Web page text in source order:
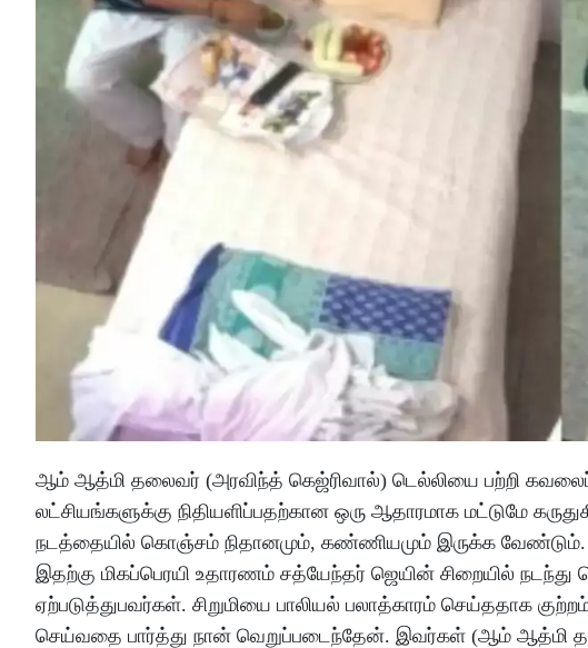
ஆம் ஆத்மி தலைவர் (அரவிந்த் கெஜ்ரிவால்) டெல்லியை பற்றி
லட்சியங்களுக்கு நிதியளிப்பதற்கான ஒரு ஆதாரமாக மட்டுமே
நடத்தையில் கொஞ்சம் நிதானமும், கண்ணியமும் இருக்க
இதற்கு மிகப்பெரயி உதாரணம் சத்யேந்தர் ஜெயின் சிறையில்
ஏற்படுத்துபவர்கள். சிறுமியை பாலியல் பலாத்காரம் செய்ததாக
செய்வதை பார்த்து நான் வெறுப்படைந்தேன். இவர்கள் (ஆம்